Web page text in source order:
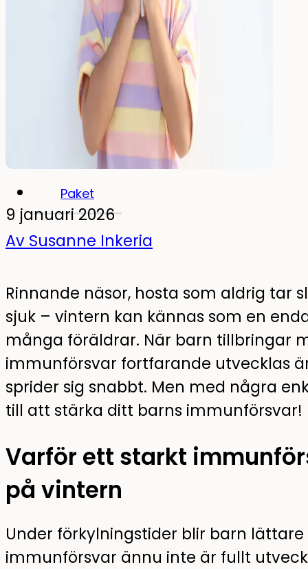
Barnrummet
Till barnrummet
Wallstickers
Självlysande wallstickers
Paket
9 januari 2026
Av Susanne Inkeria
Rinnande näsor, hosta som aldrig tar
sjuk – vintern kan kännas som en
många föräldrar. När barn tillbringar
immunförsvar fortfarande utvecklas
sprider sig snabbt. Men med några
till att stärka ditt barns immunförsvar!
Varför ett starkt
på vintern
Under förkylningstider blir barn
immunförsvar ännu inte är fullt